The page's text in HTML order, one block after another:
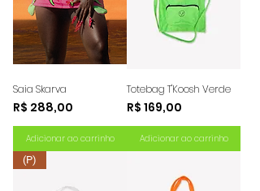
Saia Skarva
Preço
R$ 288,00
Adicionar ao carrinho
Totebag T'Koosh Verde
Preço
R$ 169,00
Adicionar ao carrinho
(P)